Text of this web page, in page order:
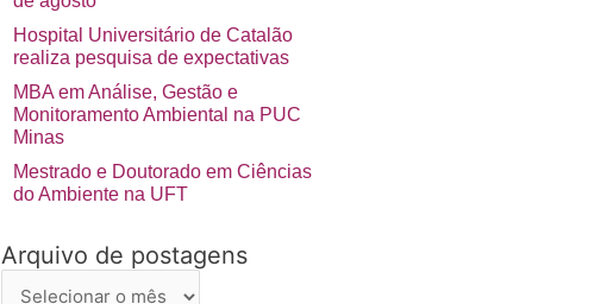
Hospital Universitário de Catalão
realiza pesquisa de expectativas
MBA em Análise, Gestão e
Monitoramento Ambiental na PUC
Minas
Mestrado e Doutorado em Ciências
do Ambiente na UFT
Arquivo de postagens
Arquivo